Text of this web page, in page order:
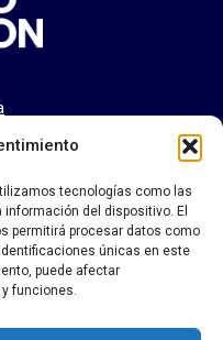
tecnologías como las
del dispositivo. El
permitirá procesar datos como
únicas en este
puede afectar
funciones.